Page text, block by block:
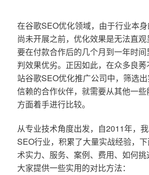
在谷歌SEO优化领域，由于行业本
尚未开展之前，优化效果是无法直
要在付款合作后的几个月到一年时
判效果优劣。正因如此，在众多良
站谷歌SEO优化推广公司中，筛选
信赖的合作伙伴，就需要从其他一
方面着手进行比较。
从专业技术角度出发，自2011年，
SEO行业，积累了大量实战经验，
术实力、服务、案例、费用、如何
大家提供一些实用的对比方法：